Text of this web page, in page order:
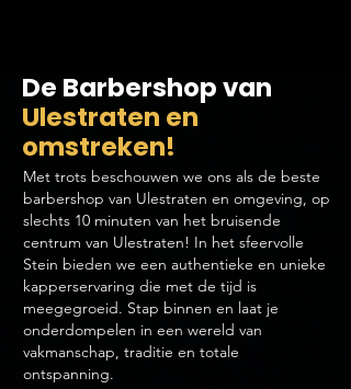
De Barbershop van
Ulestraten en
omstreken!
Met trots beschouwen we ons als de beste
barbershop van Ulestraten en omgeving, op
slechts 10 minuten van het bruisende
centrum van Ulestraten! In het sfeervolle
Stein bieden we een authentieke en unieke
kapperservaring die met de tijd is
meegegroeid. Stap binnen en laat je
onderdompelen in een wereld van
vakmanschap, traditie en totale
ontspanning.